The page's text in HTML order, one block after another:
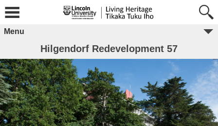
Menu
Hilgendorf Redevelopment 57